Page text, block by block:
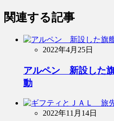
関連する記事
2022年4月25日
アルペン 新設した
動
2022年11月14日